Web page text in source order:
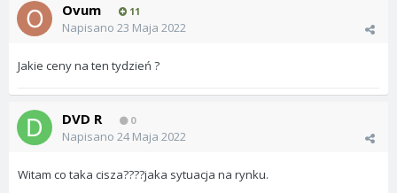
Ovum 11
Napisano 23 Maja 2022
Jakie ceny na ten tydzień ?
DVD R 0
Napisano 24 Maja 2022
Witam co taka cisza????jaka sytuacja na rynku.